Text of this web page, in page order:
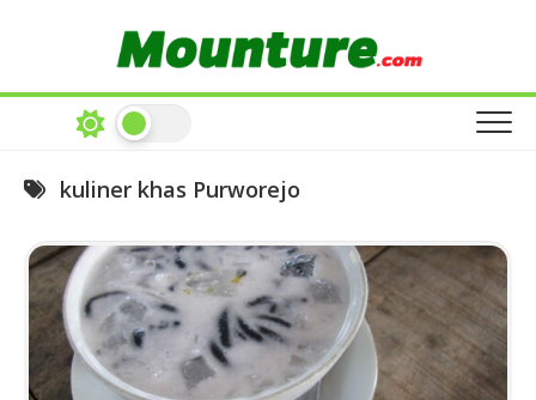
kuliner khas Purworejo